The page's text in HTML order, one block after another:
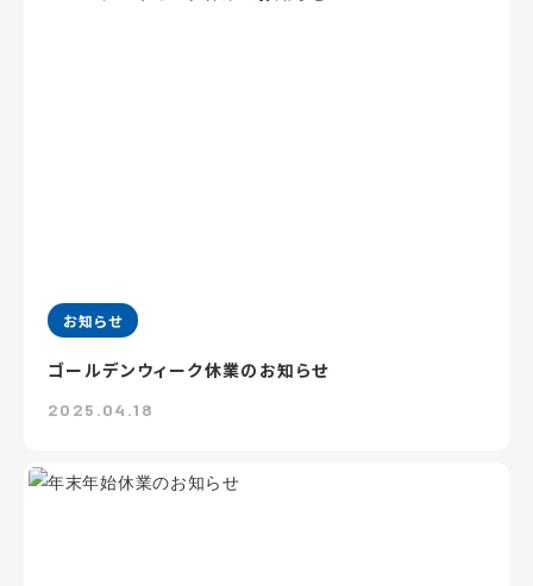
お知らせ
ゴールデンウィーク休業のお知らせ
2025.04.18